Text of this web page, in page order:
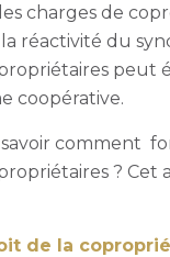
charges de
réactivité du
peut
coopérative.
savoir comment
? Cet
de la